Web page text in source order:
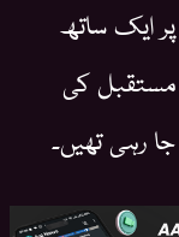
پر ایک ساتھ
مستقبل کی
رہی تھیں۔